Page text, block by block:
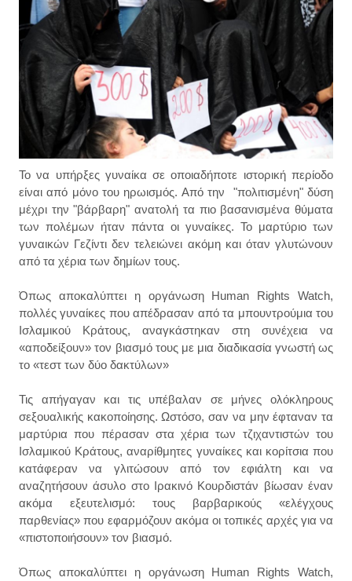
Το να υπήρξες γυναίκα σε οποιαδήποτε ιστορική περίοδο
είναι από μόνο του ηρωισμός. Από την "πολιτισμένη" δύση
μέχρι την "βάρβαρη" ανατολή τα πιο βασανισμένα θύματα
των πολέμων ήταν πάντα οι γυναίκες. Το μαρτύριο των
γυναικών Γεζίντι δεν τελειώνει ακόμη και όταν γλυτώνουν
από τα χέρια των δημίων τους.
Όπως αποκαλύπτει η οργάνωση Human Rights Watch,
πολλές γυναίκες που απέδρασαν από τα μπουντρούμια του
Ισλαμικού Κράτους, αναγκάστηκαν στη συνέχεια να
«αποδείξουν» τον βιασμό τους με μια διαδικασία γνωστή ως
το «τεστ των δύο δακτύλων»
Τις απήγαγαν και τις υπέβαλαν σε μήνες ολόκληρους
σεξουαλικής κακοποίησης. Ωστόσο, σαν να μην έφταναν τα
μαρτύρια που πέρασαν στα χέρια των τζιχαντιστών του
Ισλαμικού Κράτους, αναρίθμητες γυναίκες και κορίτσια που
κατάφεραν να γλιτώσουν από τον εφιάλτη και να
αναζητήσουν άσυλο στο Ιρακινό Κουρδιστάν βίωσαν έναν
ακόμα εξευτελισμό: τους βαρβαρικούς «ελέγχους
παρθενίας» που εφαρμόζουν ακόμα οι τοπικές αρχές για να
«πιστοποιήσουν» τον βιασμό.
Όπως αποκαλύπτει η οργάνωση Human Rights Watch,